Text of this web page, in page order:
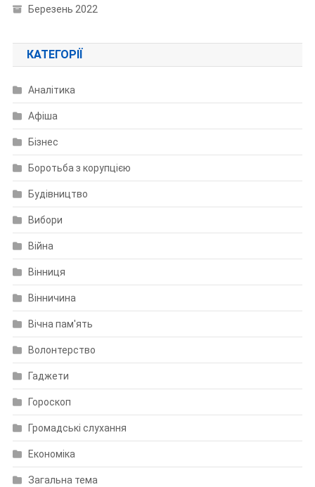
Березень 2022
КАТЕГОРІЇ
Аналітика
Афіша
Бізнес
Боротьба з корупцією
Будівництво
Вибори
Війна
Вінниця
Вінничина
Вічна пам'ять
Волонтерство
Гаджети
Гороскоп
Громадські слухання
Економіка
Загальна тема